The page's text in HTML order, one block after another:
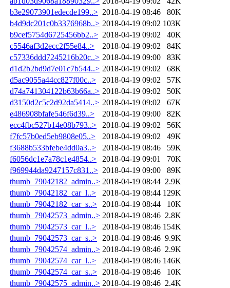
b3e29073901edecde199..> 2018-04-19 08:46
80K
b4d9dc201c0b3376968b..> 2018-04-19 09:02 103K
b9cef5754d6725456bb2..> 2018-04-19 09:02
40K
c5546af3d2ecc2f55e84..>
2018-04-19 09:02
84K
c57336ddd7245216b20c..> 2018-04-19 09:00
83K
d1d2b2bd9d7e01c7b544..> 2018-04-19 09:02
68K
d5ac9055a44cc827f00c..>
2018-04-19 09:02
57K
d74a741304122b63b66a..> 2018-04-19 09:02
50K
d3150d2c5c2d92da5414..> 2018-04-19 09:02
67K
e486908bfafe546f6d39..>
2018-04-19 09:00
82K
ecc4fbc527b14e08b793..>
2018-04-19 09:02
56K
f7fc57b0ed5eb9808e05..>
2018-04-19 09:02
49K
f3688b533bfebe4dd0a3..>
2018-04-19 08:46
59K
f6056dc1e7a78c1e4854..>
2018-04-19 09:01
70K
f969944da9247157c831..> 2018-04-19 09:00
89K
thumb_79042182_admin..> 2018-04-19 08:44 2.9K
thumb_79042182_car_l..>
2018-04-19 08:44 129K
thumb_79042182_car_s..>
2018-04-19 08:44
10K
thumb_79042573_admin..> 2018-04-19 08:46 2.8K
thumb_79042573_car_l..>
2018-04-19 08:46 154K
thumb_79042573_car_s..>
2018-04-19 08:46 9.9K
thumb_79042574_admin..> 2018-04-19 08:46 2.9K
thumb_79042574_car_l..>
2018-04-19 08:46 146K
thumb_79042574_car_s..>
2018-04-19 08:46
10K
thumb_79042575_admin..> 2018-04-19 08:46 2.4K